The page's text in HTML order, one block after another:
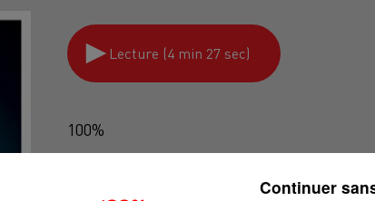
Lecture (4 min 27 sec)
100%
Continuer